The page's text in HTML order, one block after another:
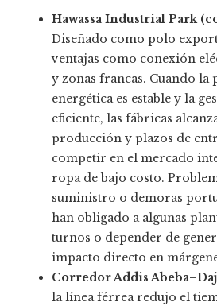
Hawassa Industrial Park
Diseñado como polo
ventajas como conexión
y zonas francas. Cuando
energética es estable y la
eficiente, las fábricas
producción y plazos de
competir en el mercado
ropa de bajo costo.
suministro o demoras
han obligado a algunas
turnos o depender de
impacto directo en
Corredor Addis
la línea férrea redujo el